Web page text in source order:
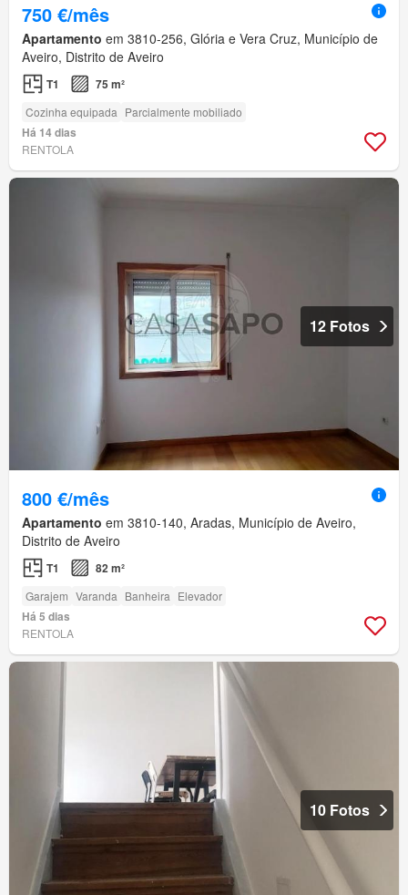
750 €/mês
Apartamento em 3810-256, Glória e Vera Cruz, Município de
Aveiro, Distrito de Aveiro
T1 75 m²
Cozinha equipada Parcialmente mobiliado
Há 14 dias
RENTOLA
12 Fotos
800 €/mês
Apartamento em 3810-140, Aradas, Município de Aveiro,
Distrito de Aveiro
T1 82 m²
Garajem Varanda Banheira Elevador
Há 5 dias
RENTOLA
10 Fotos